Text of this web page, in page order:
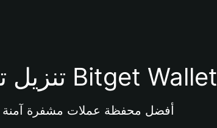
تنزيل تطبيق محفظة Bitget Wallet
أفضل محفظة عملات مشفرة آمنة يثق بها 40